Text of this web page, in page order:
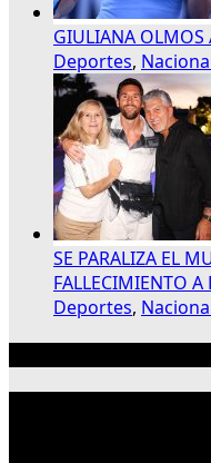
GIULIANA OLMOS
Deportes,
SE PARALIZA EL
FALLECIMIENTO A
Deportes,